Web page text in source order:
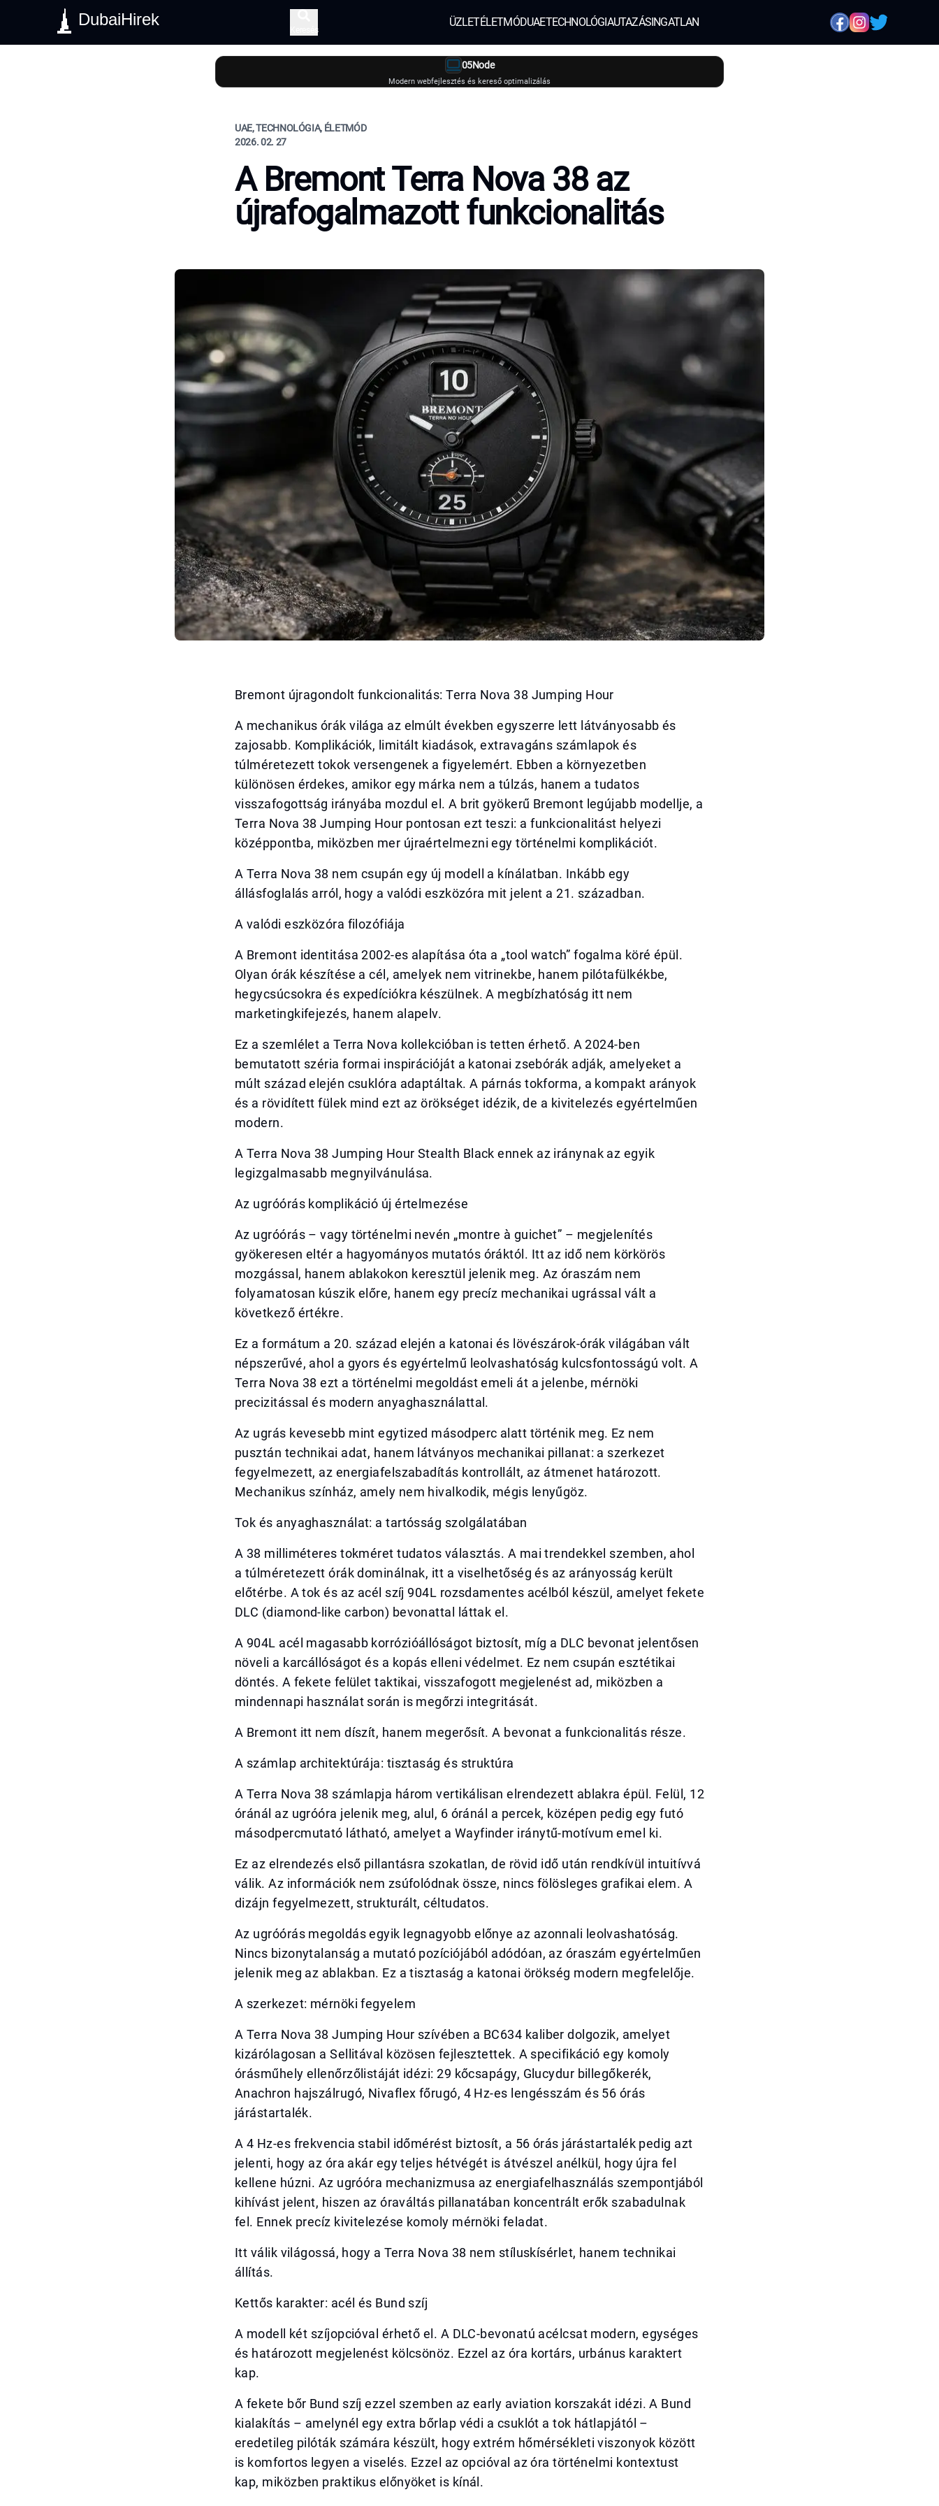
DubaiHirek
Keresés
ÜZLETÉLETMÓDUAETECHNOLÓGIAUTAZÁSINGATLAN
05Node
Modern webfejlesztés és kereső optimalizálás
UAE, TECHNOLÓGIA, ÉLETMÓD
2026. 02. 27
A Bremont Terra Nova 38 az
újrafogalmazott funkcionalitás
Bremont újragondolt funkcionalitás: Terra Nova 38 Jumping Hour
A mechanikus órák világa az elmúlt években egyszerre lett látványosabb és
zajosabb. Komplikációk, limitált kiadások, extravagáns számlapok és
túlméretezett tokok versengenek a figyelemért. Ebben a környezetben
különösen érdekes, amikor egy márka nem a túlzás, hanem a tudatos
visszafogottság irányába mozdul el. A brit gyökerű Bremont legújabb modellje, a
Terra Nova 38 Jumping Hour pontosan ezt teszi: a funkcionalitást helyezi
középpontba, miközben mer újraértelmezni egy történelmi komplikációt.
A Terra Nova 38 nem csupán egy új modell a kínálatban. Inkább egy
állásfoglalás arról, hogy a valódi eszközóra mit jelent a 21. században.
A valódi eszközóra filozófiája
A Bremont identitása 2002-es alapítása óta a „tool watch” fogalma köré épül.
Olyan órák készítése a cél, amelyek nem vitrinekbe, hanem pilótafülkékbe,
hegycsúcsokra és expedíciókra készülnek. A megbízhatóság itt nem
marketingkifejezés, hanem alapelv.
Ez a szemlélet a Terra Nova kollekcióban is tetten érhető. A 2024-ben
bemutatott széria formai inspirációját a katonai zsebórák adják, amelyeket a
múlt század elején csuklóra adaptáltak. A párnás tokforma, a kompakt arányok
és a rövidített fülek mind ezt az örökséget idézik, de a kivitelezés egyértelműen
modern.
A Terra Nova 38 Jumping Hour Stealth Black ennek az iránynak az egyik
legizgalmasabb megnyilvánulása.
Az ugróórás komplikáció új értelmezése
Az ugróórás – vagy történelmi nevén „montre à guichet” – megjelenítés
gyökeresen eltér a hagyományos mutatós óráktól. Itt az idő nem körkörös
mozgással, hanem ablakokon keresztül jelenik meg. Az óraszám nem
folyamatosan kúszik előre, hanem egy precíz mechanikai ugrással vált a
következő értékre.
Ez a formátum a 20. század elején a katonai és lövészárok-órák világában vált
népszerűvé, ahol a gyors és egyértelmű leolvashatóság kulcsfontosságú volt. A
Terra Nova 38 ezt a történelmi megoldást emeli át a jelenbe, mérnöki
precizitással és modern anyaghasználattal.
Az ugrás kevesebb mint egytized másodperc alatt történik meg. Ez nem
pusztán technikai adat, hanem látványos mechanikai pillanat: a szerkezet
fegyelmezett, az energiafelszabadítás kontrollált, az átmenet határozott.
Mechanikus színház, amely nem hivalkodik, mégis lenyűgöz.
Tok és anyaghasználat: a tartósság szolgálatában
A 38 milliméteres tokméret tudatos választás. A mai trendekkel szemben, ahol
a túlméretezett órák dominálnak, itt a viselhetőség és az arányosság került
előtérbe. A tok és az acél szíj 904L rozsdamentes acélból készül, amelyet fekete
DLC (diamond-like carbon) bevonattal láttak el.
A 904L acél magasabb korrózióállóságot biztosít, míg a DLC bevonat jelentősen
növeli a karcállóságot és a kopás elleni védelmet. Ez nem csupán esztétikai
döntés. A fekete felület taktikai, visszafogott megjelenést ad, miközben a
mindennapi használat során is megőrzi integritását.
A Bremont itt nem díszít, hanem megerősít. A bevonat a funkcionalitás része.
A számlap architektúrája: tisztaság és struktúra
A Terra Nova 38 számlapja három vertikálisan elrendezett ablakra épül. Felül, 12
óránál az ugróóra jelenik meg, alul, 6 óránál a percek, középen pedig egy futó
másodpercmutató látható, amelyet a Wayfinder iránytű-motívum emel ki.
Ez az elrendezés első pillantásra szokatlan, de rövid idő után rendkívül intuitívvá
válik. Az információk nem zsúfolódnak össze, nincs fölösleges grafikai elem. A
dizájn fegyelmezett, strukturált, céltudatos.
Az ugróórás megoldás egyik legnagyobb előnye az azonnali leolvashatóság.
Nincs bizonytalanság a mutató pozíciójából adódóan, az óraszám egyértelműen
jelenik meg az ablakban. Ez a tisztaság a katonai örökség modern megfelelője.
A szerkezet: mérnöki fegyelem
A Terra Nova 38 Jumping Hour szívében a BC634 kaliber dolgozik, amelyet
kizárólagosan a Sellitával közösen fejlesztettek. A specifikáció egy komoly
órásműhely ellenőrzőlistáját idézi: 29 kőcsapágy, Glucydur billegőkerék,
Anachron hajszálrugó, Nivaflex főrugó, 4 Hz-es lengésszám és 56 órás
járástartalék.
A 4 Hz-es frekvencia stabil időmérést biztosít, a 56 órás járástartalék pedig azt
jelenti, hogy az óra akár egy teljes hétvégét is átvészel anélkül, hogy újra fel
kellene húzni. Az ugróóra mechanizmusa az energiafelhasználás szempontjából
kihívást jelent, hiszen az óraváltás pillanatában koncentrált erők szabadulnak
fel. Ennek precíz kivitelezése komoly mérnöki feladat.
Itt válik világossá, hogy a Terra Nova 38 nem stíluskísérlet, hanem technikai
állítás.
Kettős karakter: acél és Bund szíj
A modell két szíjopcióval érhető el. A DLC-bevonatú acélcsat modern, egységes
és határozott megjelenést kölcsönöz. Ezzel az óra kortárs, urbánus karaktert
kap.
A fekete bőr Bund szíj ezzel szemben az early aviation korszakát idézi. A Bund
kialakítás – amelynél egy extra bőrlap védi a csuklót a tok hátlapjától –
eredetileg pilóták számára készült, hogy extrém hőmérsékleti viszonyok között
is komfortos legyen a viselés. Ezzel az opcióval az óra történelmi kontextust
kap, miközben praktikus előnyöket is kínál.